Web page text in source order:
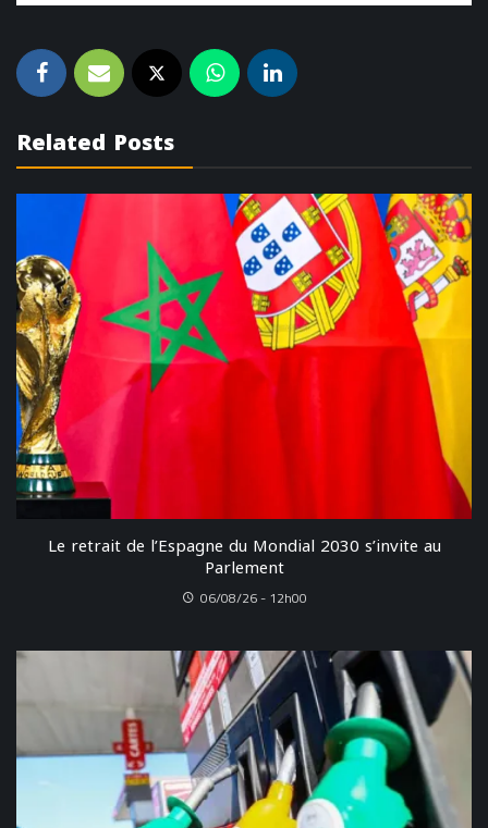
Related Posts
Le retrait de l’Espagne du Mondial 2030 s’invite au
Parlement
06/08/26 - 12h00